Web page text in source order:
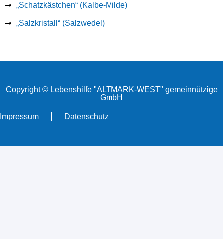
„Schatzkästchen“ (Kalbe-Milde)
„Salzkristall“ (Salzwedel)
Impressum Datenschutz
Copyright © Lebenshilfe "ALTMARK-WEST" gemeinnützige
GmbH